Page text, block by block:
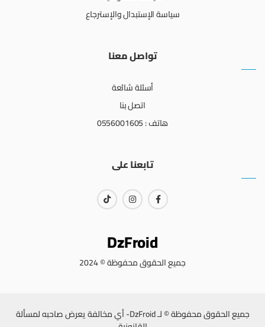
سياسة الإستبدال والإسترجاع
تواصل معنا
أسئلة شائعة
اتصل بنا
هاتف : 0556001605
تابعنا على
DzFroid
جميع الحقوق محفوظة © 2024
جميع الحقوق محفوظة © لـ DzFroid- أي مخالفة يعرض صاحبه لمسألة